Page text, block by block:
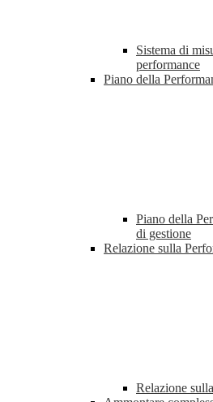
Sistema di
performance
Piano della
Piano della
di gestione
Relazione sulla
Relazione